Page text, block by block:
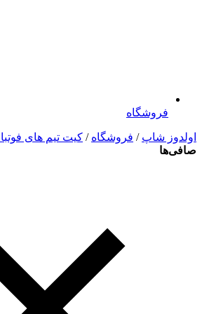
فروشگاه
اولدوز شاپ / فروشگاه / کیت تیم های
صافی‌ها